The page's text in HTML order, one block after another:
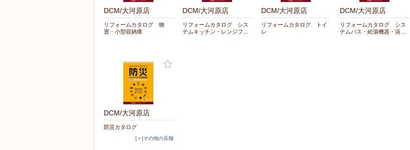
DCM/大河原店
リフォームカタログ 物
置・小型収納庫
DCM/大河原店
リフォームカタログ シス
テムキッチン・レンジフ…
DCM/大河原店
リフォームカタログ トイ
レ
DCM/大河原店
リフォームカタログ シス
テムバス・給湯機器・浴…
DCM/大河原店
防災カタログ
[＋]その他の店舗